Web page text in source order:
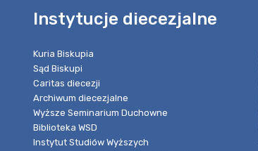
Instytucje diecezjalne
Kuria Biskupia
Sąd Biskupi
Caritas diecezji
Archiwum diecezjalne
Wyższe Seminarium Duchowne
Biblioteka WSD
Instytut Studiów Wyższych